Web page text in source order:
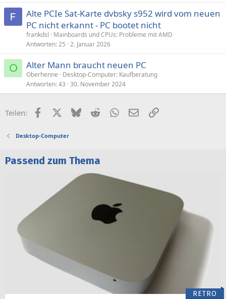
Alte PCIe Sat-Karte dvbsky s952 wird vom neuen
PC nicht erkannt - PC bootet nicht
frankdsl
Mainboards und CPUs: Probleme mit AMD
Antworten 25 2. Januar 2026
O Alter Mann braucht neuen PC
Oberhenne
Desktop-Computer: Kaufberatung
Antworten 43 30. November 2024
Teilen: FacebookX (Twitter)
BlueskyRedditWhatsApp
E-MailLink
Desktop-Computer
Passend zum Thema
RETRO